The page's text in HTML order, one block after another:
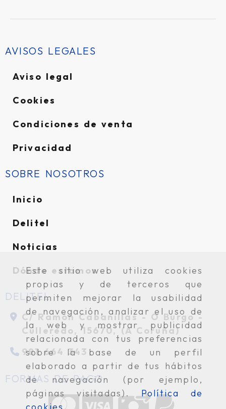
Este sitio web utiliza cookies
propias y de terceros que
permiten mejorar la usabilidad
de navegación, analizar el uso de
la web y mostrar publicidad
relacionada con tus preferencias
sobre la base de un perfil
elaborado a partir de tus hábitos
de navegación (por ejemplo,
páginas visitadas). Política de
AVISOS LEGALES
Aviso legal
Cookies
Condiciones de venta
Privacidad
SOBRE NOSOTROS
Inicio
Delitel
Noticias
Dónde estamos
DELITEL
C/ Ramón Cabanillas - O Burgo -
Culleredo,15670,(A Coruña)
981 664 343
FORMAS DE PAGO